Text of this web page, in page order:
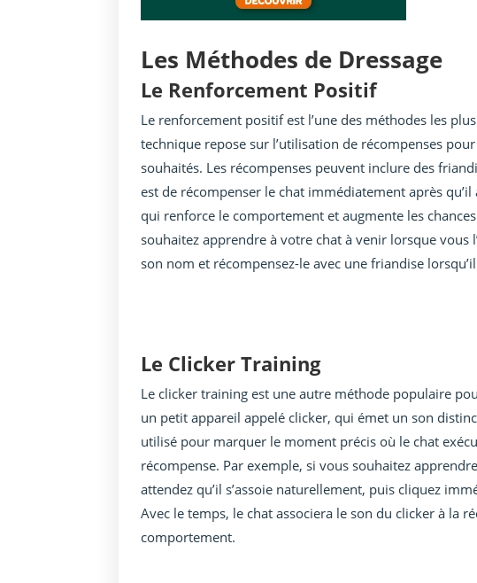
Les Méthodes de Dressage
Le Renforcement Positif
Le renforcement positif est l’une des méthodes les
technique repose sur l’utilisation de récompenses
souhaités. Les récompenses peuvent inclure des
est de récompenser le chat immédiatement après
qui renforce le comportement et augmente les
souhaitez apprendre à votre chat à venir lorsque vous
son nom et récompensez-le avec une friandise
Le Clicker Training
Le clicker training est une autre méthode populaire
un petit appareil appelé clicker, qui émet un son
utilisé pour marquer le moment précis où le chat
récompense. Par exemple, si vous souhaitez
attendez qu’il s’assoie naturellement, puis cliquez
Avec le temps, le chat associera le son du clicker à la
comportement.